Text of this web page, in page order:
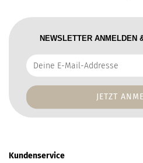
NEWSLETTER ANMELDEN
Deine
E-
Addresse
Kundenservice